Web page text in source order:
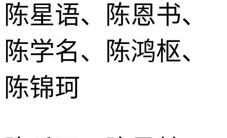
陈星语、陈恩书、
陈学名、陈鸿枢、
陈锦珂